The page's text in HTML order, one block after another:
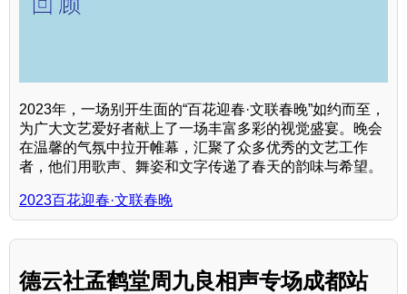
2023年，一场别开生面的“百花迎春·文联春晚”如约而至，
为广大文艺爱好者献上了一场丰富多彩的视觉盛宴。晚会
在温馨的气氛中拉开帷幕，汇聚了众多优秀的文艺工作
者，他们用歌声、舞姿和文字传递了春天的韵味与希望。
2023百花迎春·文联春晚
德云社孟鹤堂周九良相声专场成都站